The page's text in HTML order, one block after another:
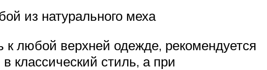
из натурального меха
к любой верхней одежде, рекомендуется
классический стиль, а при